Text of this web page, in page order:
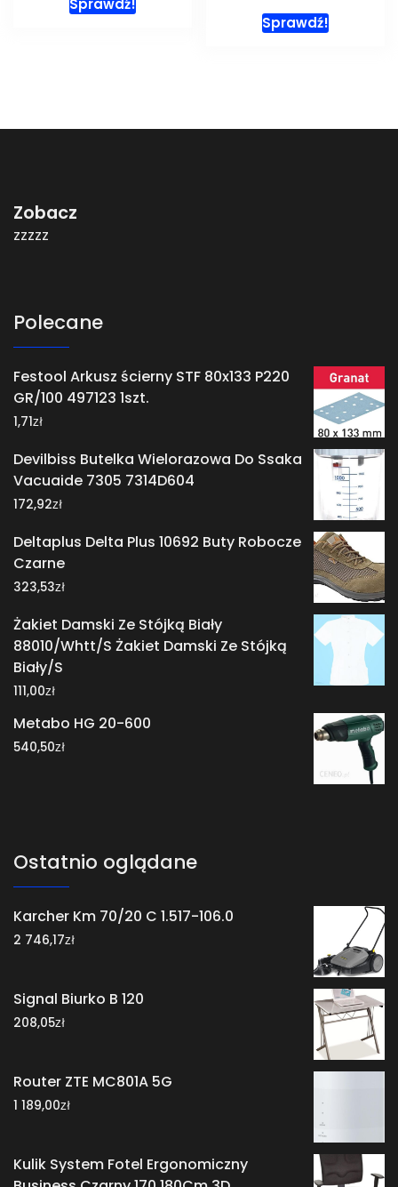
Sprawdź!
Zobacz
zzzzz
Polecane
Festool Arkusz ścierny STF 80x133 P220
GR/100 497123 1szt.
1,71zł
Devilbiss Butelka Wielorazowa Do Ssaka
Vacuaide 7305 7314D604
172,92zł
Deltaplus Delta Plus 10692 Buty Robocze
Czarne
323,53zł
Żakiet Damski Ze Stójką Biały
88010/Whtt/S Żakiet Damski Ze Stójką
Biały/S
111,00zł
Metabo HG 20-600
540,50zł
Ostatnio oglądane
Karcher Km 70/20 C 1.517-106.0
2 746,17zł
Signal Biurko B 120
208,05zł
Router ZTE MC801A 5G
1 189,00zł
Kulik System Fotel Ergonomiczny